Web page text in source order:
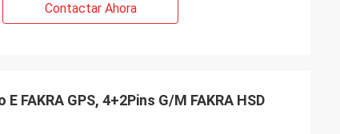
Contactar Ahora
FAKRA GPS, 4+2Pins G/M FAKRA HSD